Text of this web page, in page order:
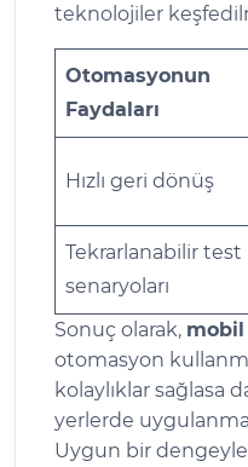
teknolojiler
Otomasyonun
Faydaları
Hızlı geri dönüş
Tekrarlanabilir test
senaryoları
Sonuç olarak, mobil
otomasyon
kolaylıklar sağlasa
yerlerde
Uygun bir